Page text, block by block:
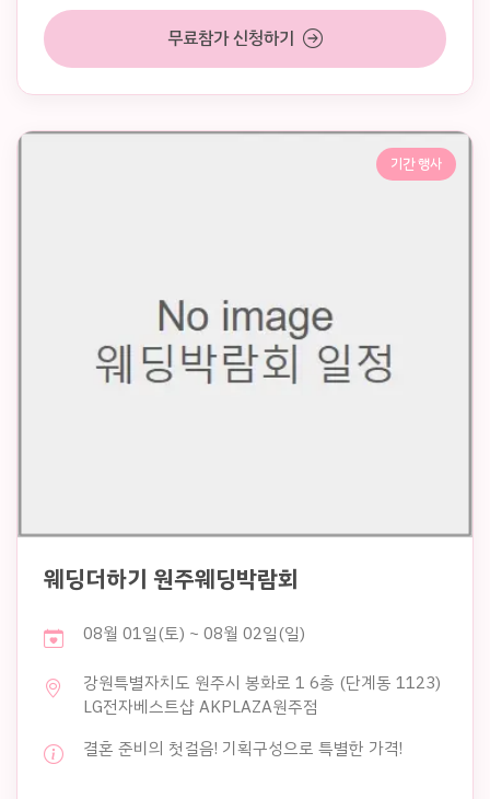
무료참가 신청하기
기간 행사
웨딩더하기 원주웨딩박람회
08월 01일(토) ~ 08월 02일(일)
강원특별자치도 원주시 봉화로 1 6층 (단계동 1123)
LG전자베스트샵 AKPLAZA원주점
결혼 준비의 첫걸음! 기획구성으로 특별한 가격!